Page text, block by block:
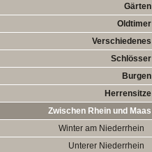
Gärten
Oldtimer
Verschiedenes
Schlösser
Burgen
Herrensitze
Zwischen Rhein und Maas
Winter am Niederrhein
Unterer Niederrhein